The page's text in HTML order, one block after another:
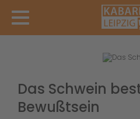
Das Schwein
Bewußtsein